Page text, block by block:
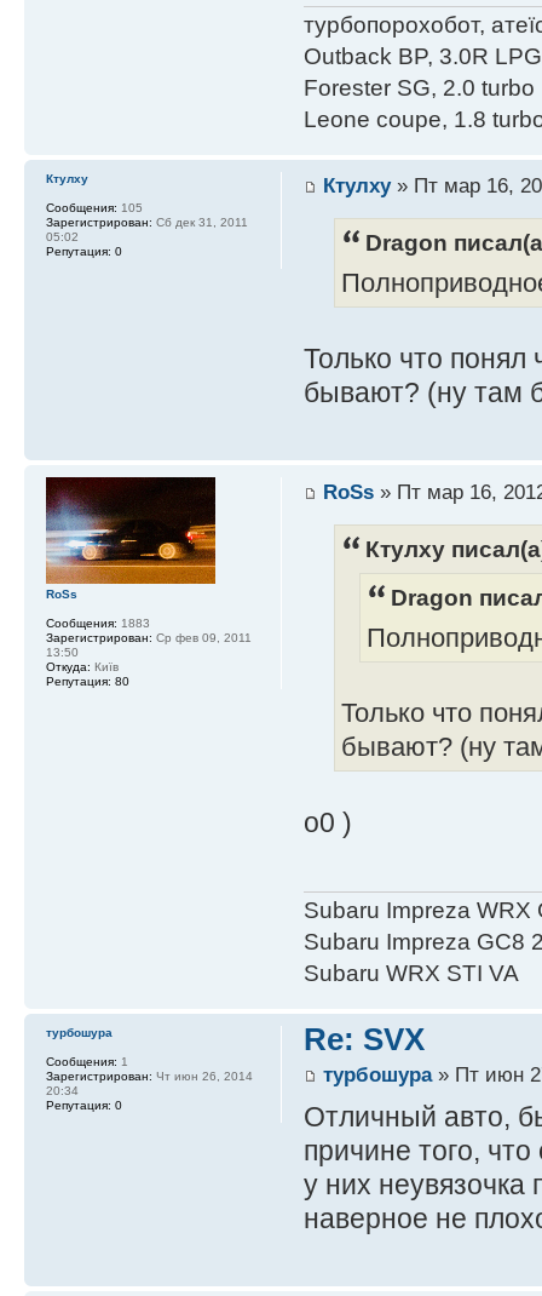
турбопорохобот,
Outback BP, 3.0R
Forester SG, 2.0
Leone coupe, 1.8
Ктулху» Пт мар 16,
Dragon
Только что
бывают? (ну там
Ктулху
Сообщения: 105
Зарегистрирован: Сб дек 31, 2011
05:02
Репутация: 0
RoSs» Пт мар 16,
Ктулху
Dragon
Только что
бывают? (ну
о0 )
Subaru Impreza WRX
Subaru Impreza GC8
Subaru WRX STI VA
RoSs
Сообщения: 1883
Зарегистрирован: Ср фев 09, 2011
13:50
Откуда: Київ
Репутация: 80
Re: SVX
турбошура» Пт июн
Отличный авто,
причине того,
у них неувязочка
наверное не
турбошура
Сообщения: 1
Зарегистрирован: Чт июн 26, 2014
20:34
Репутация: 0